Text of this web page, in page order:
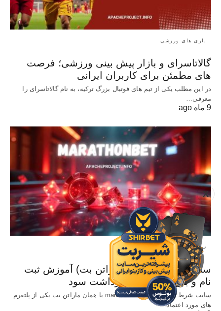
X
بازی های ورزشی
گالاتاسرای و بازار پیش‌ بینی ورزشی؛ فرصت‌
های مطمئن برای کاربران ایرانی
در این مطلب یکی از تیم های فوتبال بزرگ ترکیه، به نام گالاتاسرای را
معرفی…
9 ماه ago
سایت معتبر شرط بندی
سایت Marathonbet (ماراتن بت) آموزش ثبت
نام و بررسی شرایط برداشت سود
سایت شرط بندی خارجی marathonbet یا همان ماراتن بت یکی از پلتفرم
های مورد اعتماد…